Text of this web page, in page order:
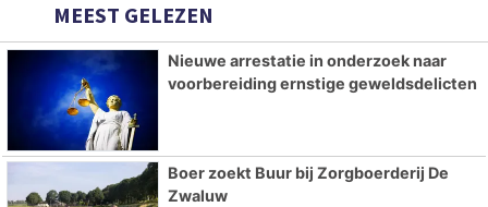
MEEST GELEZEN
Nieuwe arrestatie in onderzoek naar
voorbereiding ernstige geweldsdelicten
Boer zoekt Buur bij Zorgboerderij De
Zwaluw